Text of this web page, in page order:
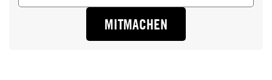
MITMACHEN